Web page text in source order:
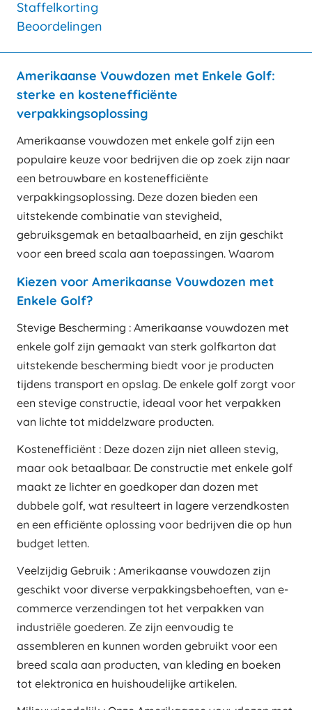
Staffelkorting
Beoordelingen
Amerikaanse Vouwdozen met Enkele Golf:
sterke en kostenefficiënte
verpakkingsoplossing
Amerikaanse vouwdozen met enkele golf zijn een
populaire keuze voor bedrijven die op zoek zijn naar
een betrouwbare en kostenefficiënte
verpakkingsoplossing. Deze dozen bieden een
uitstekende combinatie van stevigheid,
gebruiksgemak en betaalbaarheid, en zijn geschikt
voor een breed scala aan toepassingen. Waarom
Kiezen voor Amerikaanse Vouwdozen met
Enkele Golf?
Stevige Bescherming : Amerikaanse vouwdozen met
enkele golf zijn gemaakt van sterk golfkarton dat
uitstekende bescherming biedt voor je producten
tijdens transport en opslag. De enkele golf zorgt voor
een stevige constructie, ideaal voor het verpakken
van lichte tot middelzware producten.
Kostenefficiënt : Deze dozen zijn niet alleen stevig,
maar ook betaalbaar. De constructie met enkele golf
maakt ze lichter en goedkoper dan dozen met
dubbele golf, wat resulteert in lagere verzendkosten
en een efficiënte oplossing voor bedrijven die op hun
budget letten.
Veelzijdig Gebruik : Amerikaanse vouwdozen zijn
geschikt voor diverse verpakkingsbehoeften, van e-
commerce verzendingen tot het verpakken van
industriële goederen. Ze zijn eenvoudig te
assembleren en kunnen worden gebruikt voor een
breed scala aan producten, van kleding en boeken
tot elektronica en huishoudelijke artikelen.